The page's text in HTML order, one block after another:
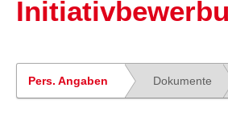
Pers. Angaben Dokumente